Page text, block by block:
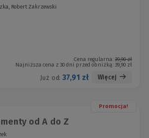
Robert Zakrzewski
Cena regularna: 39,90 zł
Najniższa cena z 30 dni przed obniżką: 39,90 zł
Już od: 37,91 zł Więcej
Promocja!
od A do Z